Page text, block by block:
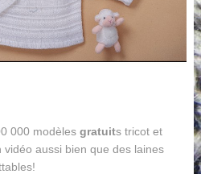
000 modèles gratuits tricot et
aussi bien que des laines